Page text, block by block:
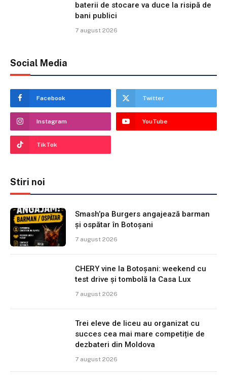
baterii de stocare va duce la risipă de
bani publici
7 august 2026
Social Media
Facebook Twitter
Instagram YouTube
TikTok
Stiri noi
Smash’pa Burgers angajează barman
și ospătar în Botoșani
7 august 2026
CHERY vine la Botoșani: weekend cu
test drive și tombolă la Casa Lux
7 august 2026
Trei eleve de liceu au organizat cu
succes cea mai mare competiție de
dezbateri din Moldova
7 august 2026